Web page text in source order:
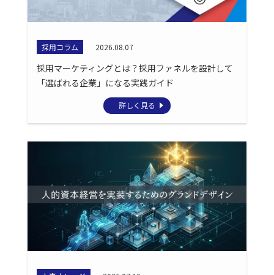
採用コラム 2026.08.07
採用マーケティングとは？採用ファネルを設計して
「選ばれる企業」になる実践ガイド
詳しく見る